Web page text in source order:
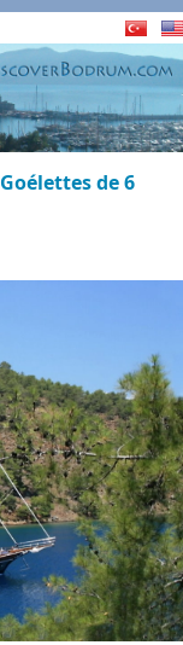
Goélettes de 6